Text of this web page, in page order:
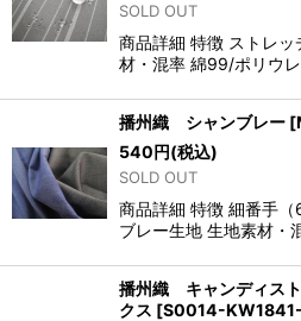
SOLD OUT
商品詳細 特徴 ストレ
材・混率 綿99/ポリウ
播州織 シャンブレー [
540円(税込)
SOLD OUT
商品詳細 特徴 細番手
ブレー生地 生地素材・
播州織 キャンディス
クス [S0014-